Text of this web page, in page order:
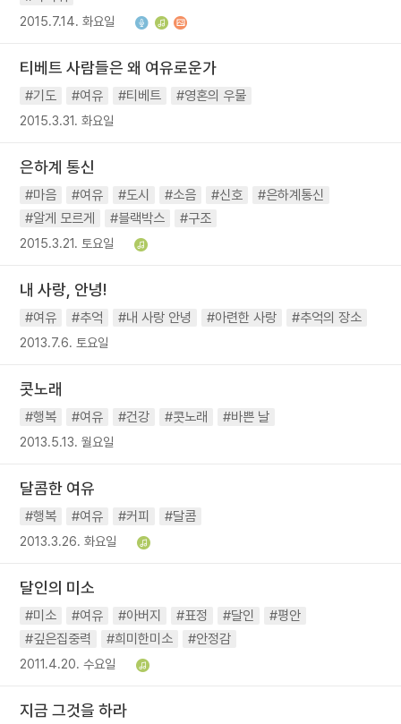
2015.7.14. 화요일
티베트 사람들은 왜 여유로운가
#기도 #여유 #티베트 #영혼의 우물
2015.3.31. 화요일
은하계 통신
#마음 #여유 #도시 #소음 #신호
#은하계통신
#알게 모르게
#블랙박스 #구조
2015.3.21. 토요일
내 사랑, 안녕!
#여유 #추억 #내 사랑 안녕 #아련한 사랑 #추억의 장소
2013.7.6. 토요일
콧노래
#행복 #여유 #건강 #콧노래 #바쁜 날
2013.5.13. 월요일
달콤한 여유
#행복 #여유 #커피 #달콤
2013.3.26. 화요일
달인의 미소
#미소 #여유 #아버지 #표정 #달인
#평안
#깊은집중력
#희미한미소 #안정감
2011.4.20. 수요일
지금 그것을 하라